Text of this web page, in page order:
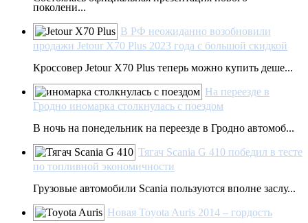
поколени...
В РФ неожиданно возобновили
продажи Jetour X70 Plus 2023 года с большой скидкой
Кроссовер Jetour X70 Plus теперь можно купить деше...
На переезде в
Гродно иномарка столкнулась с поездом
В ночь на понедельник на переезде в Гродно автомоб...
Тягач Scania G 410 победил в тесте
по топливной экономичности
Грузовые автомобили Scania пользуются вполне заслу...
Новая Toyota Auris 2014 – гордость